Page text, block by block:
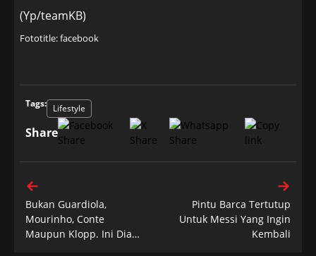
(Yp/teamKB)
Fototitle: facebook
Tags: Lifestyle
Share
Bukan Guardiola,
Mourinho, Conte
Maupun Klopp. Ini Dia
Pintu Barca Tertutup
Untuk Messi Yang Ingin
Kembali